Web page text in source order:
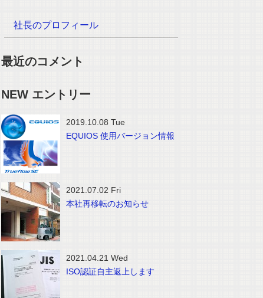
社長のプロフィール
最近のコメント
NEW エントリー
2019.10.08 Tue
EQUIOS 使用バージョン情報
2021.07.02 Fri
本社再移転のお知らせ
2021.04.21 Wed
ISO認証自主返上します